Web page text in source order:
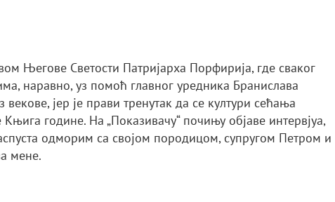
Његове Светости Патријарха Порфирија, где сваког
наравно, уз помоћ главног уредника Бранислава
јер је прави тренутак да се култури сећања
године. На „Показивачу“ почињу објаве интервјуа,
одморим са својом породицом, супругом Петром и
мене.